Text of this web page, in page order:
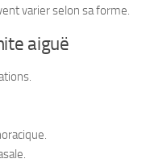
varier selon sa forme.
aiguë